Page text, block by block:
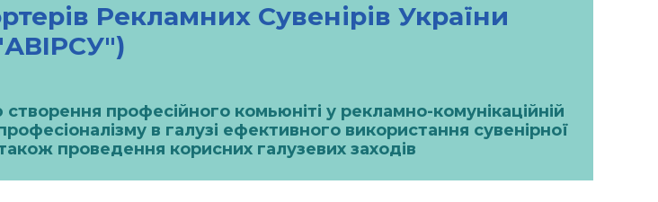
Рекламних Сувенірів України
професійного комьюніті у рекламно-комунікаційній
в галузі ефективного використання сувенірної
проведення корисних галузевих заходів